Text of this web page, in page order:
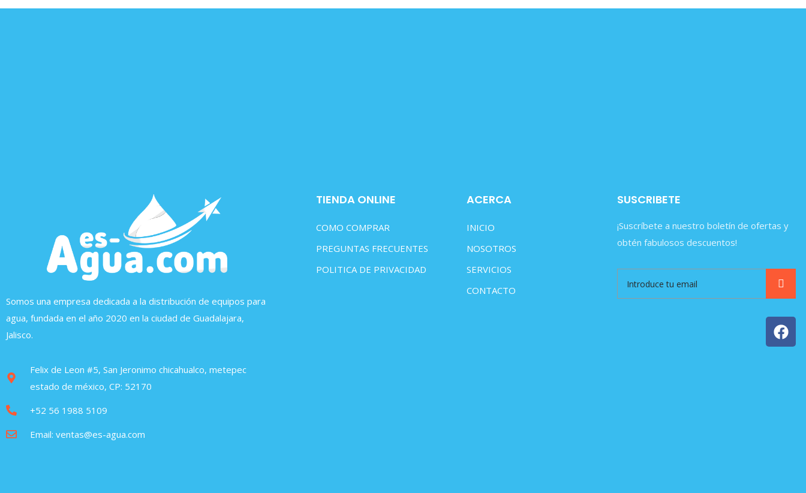
Somos una empresa dedicada a la distribución de equipos para
agua, fundada en el año 2020 en la ciudad de Guadalajara,
Jalisco.
Felix de Leon #5, San Jeronimo chicahualco, metepec
estado de méxico, CP: 52170
+52 56 1988 5109
Email: ventas@es-agua.com
TIENDA ONLINE
COMO COMPRAR
PREGUNTAS FRECUENTES
POLITICA DE PRIVACIDAD
ACERCA
INICIO
NOSOTROS
SERVICIOS
CONTACTO
SUSCRIBETE
¡Suscríbete a nuestro boletín de ofertas y
obtén fabulosos descuentos!